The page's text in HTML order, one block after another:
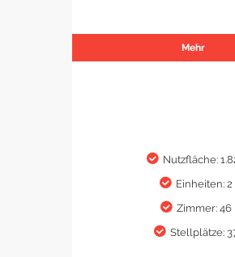
Mehr
Nutzfläche:
Einheiten: 2
Zimmer: 46
Stellplätze: